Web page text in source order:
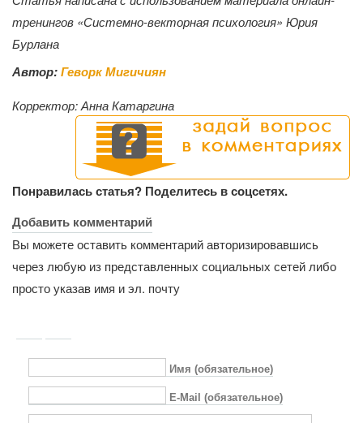
тренингов «Системно-векторная психология» Юрия
Бурлана
Автор:Геворк Мигичиян
Корректор:Анна Катаргина
Понравилась статья? Поделитесь в соцсетях.
Добавить комментарий
Вы можете оставить комментарий авторизировавшись
через любую из представленных социальных сетей либо
просто указав имя и эл. почту
Имя (обязательное)
E-Mail (обязательное)